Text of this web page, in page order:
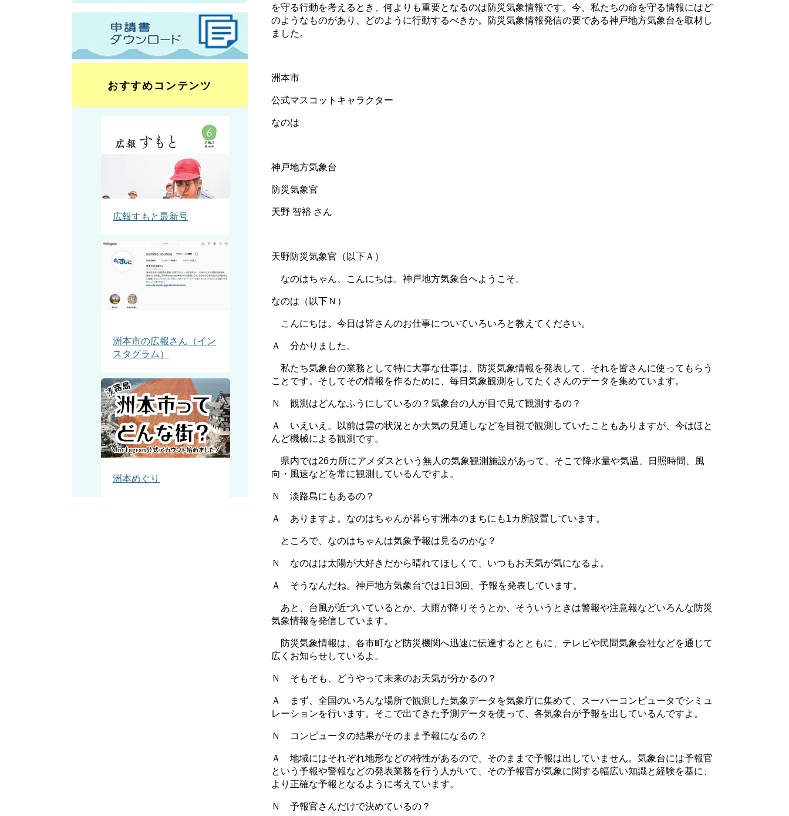
を守る行動を考えるとき、何よりも重要となるのは防災気象情報です。今、私たちの命を守る情報にはど
のようなものがあり、どのように行動するべきか。防災気象情報発信の要である神戸地方気象台を取材し
ました。
洲本市
公式マスコットキャラクター
なのは
神戸地方気象台
防災気象官
天野 智裕 さん
天野防災気象官（以下Ａ）
なのはちゃん、こんにちは。神戸地方気象台へようこそ。
なのは（以下Ｎ）
こんにちは。今日は皆さんのお仕事についていろいろと教えてください。
Ａ 分かりました。
私たち気象台の業務として特に大事な仕事は、防災気象情報を発表して、それを皆さんに使ってもらう
ことです。そしてその情報を作るために、毎日気象観測をしてたくさんのデータを集めています。
Ｎ 観測はどんなふうにしているの？気象台の人が目で見て観測するの？
Ａ いえいえ。以前は雲の状況とか大気の見通しなどを目視で観測していたこともありますが、今はほと
んど機械による観測です。
県内では26カ所にアメダスという無人の気象観測施設があって、そこで降水量や気温、日照時間、風
向・風速などを常に観測しているんですよ。
Ｎ 淡路島にもあるの？
Ａ ありますよ。なのはちゃんが暮らす洲本のまちにも1カ所設置しています。
ところで、なのはちゃんは気象予報は見るのかな？
Ｎ なのはは太陽が大好きだから晴れてほしくて、いつもお天気が気になるよ。
Ａ そうなんだね。神戸地方気象台では1日3回、予報を発表しています。
あと、台風が近づいているとか、大雨が降りそうとか、そういうときは警報や注意報などいろんな防災
気象情報を発信しています。
防災気象情報は、各市町など防災機関へ迅速に伝達するとともに、テレビや民間気象会社などを通じて
広くお知らせしているよ。
Ｎ そもそも、どうやって未来のお天気が分かるの？
Ａ まず、全国のいろんな場所で観測した気象データを気象庁に集めて、スーパーコンピュータでシミュ
レーションを行います。そこで出てきた予測データを使って、各気象台が予報を出しているんですよ。
Ｎ コンピュータの結果がそのまま予報になるの？
Ａ 地域にはそれぞれ地形などの特性があるので、そのままで予報は出していません。気象台には予報官
という予報や警報などの発表業務を行う人がいて、その予報官が気象に関する幅広い知識と経験を基に、
より正確な予報となるように考えています。
Ｎ 予報官さんだけで決めているの？
おすすめコンテンツ
広報すもと最新号
洲本市の広報さん（イン
スタグラム）
洲本めぐり